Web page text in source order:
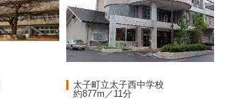
太子町立太子西中学校
約877m／11分